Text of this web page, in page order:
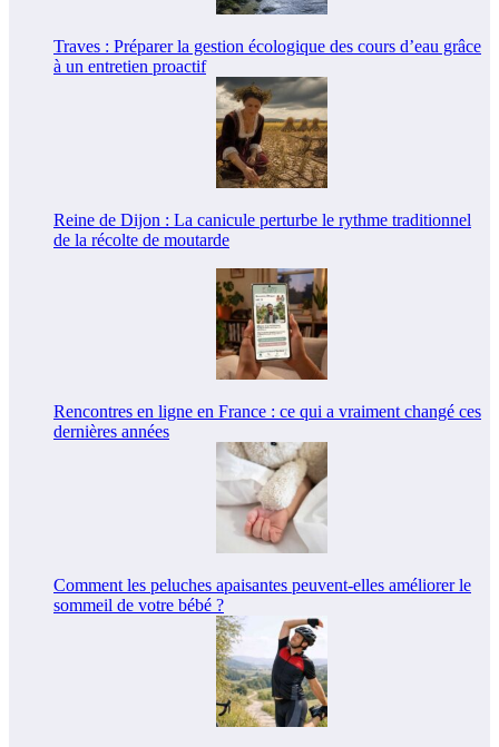
Traves : Préparer la gestion écologique des cours d’eau grâce
à un entretien proactif
Reine de Dijon : La canicule perturbe le rythme traditionnel
de la récolte de moutarde
Rencontres en ligne en France : ce qui a vraiment changé ces
dernières années
Comment les peluches apaisantes peuvent-elles améliorer le
sommeil de votre bébé ?